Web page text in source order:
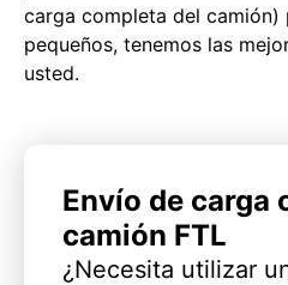
carga completa del camión)
pequeños, tenemos las
usted.
Envío de carga
camión FTL
¿Necesita utilizar